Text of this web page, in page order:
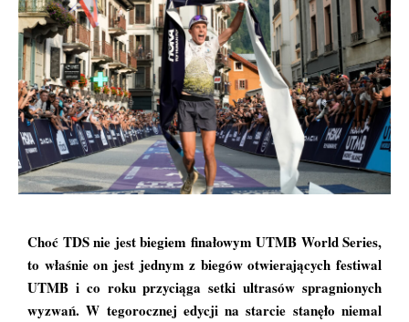
Choć TDS nie jest biegiem finałowym UTMB World Series,
to właśnie on jest jednym z biegów otwierających festiwal
UTMB i co roku przyciąga setki ultrasów spragnionych
wyzwań. W tegorocznej edycji na starcie stanęło niemal